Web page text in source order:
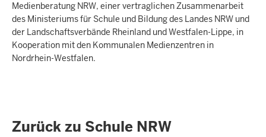
Medienberatung NRW, einer vertraglichen Zusammenarbeit
des Ministeriums für Schule und Bildung des Landes NRW und
der Landschaftsverbände Rheinland und Westfalen-Lippe, in
Kooperation mit den Kommunalen Medienzentren in
Nordrhein-Westfalen.
Zurück zu Schule NRW